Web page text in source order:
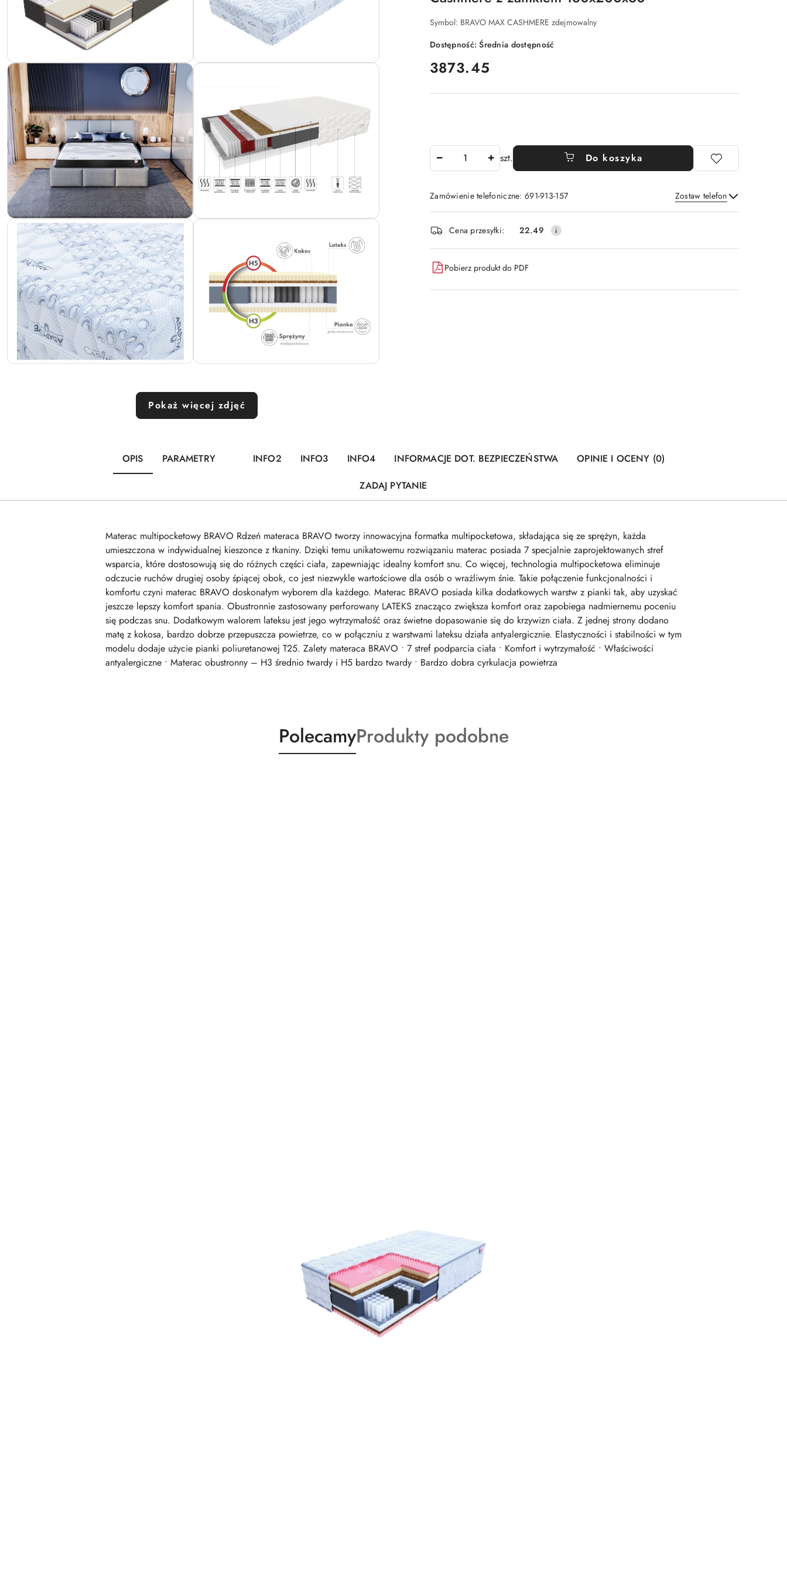
Pokaż więcej zdjęć
Symbol: BRAVO MAX CASHMERE zdejmowalny
Dostępność:Średnia dostępność
cena:
3873.45
szt. Do koszyka
Zamówienie telefoniczne: 691-913-157 Zostaw telefon
Wyślij
Dostępność
i
dostawa
Cena przesyłki: 22.49
Pobierz produkt do PDF
OPIS PARAMETRY INFO2 INFO3 INFO4 INFORMACJE DOT. BEZPIECZEŃSTWA
OPINIE I OCENY (0)
ZADAJ PYTANIE
Materac multipocketowy BRAVO Rdzeń materaca BRAVO tworzy innowacyjna formatka multipocketowa, składająca się ze sprężyn, każda
umieszczona w indywidualnej kieszonce z tkaniny. Dzięki temu unikatowemu rozwiązaniu materac posiada 7 specjalnie zaprojektowanych stref
wsparcia, które dostosowują się do różnych części ciała, zapewniając idealny komfort snu. Co więcej, technologia multipocketowa eliminuje
odczucie ruchów drugiej osoby śpiącej obok, co jest niezwykle wartościowe dla osób o wrażliwym śnie. Takie połączenie funkcjonalności i
komfortu czyni materac BRAVO doskonałym wyborem dla każdego. Materac BRAVO posiada kilka dodatkowych warstw z pianki tak, aby uzyskać
jeszcze lepszy komfort spania. Obustronnie zastosowany perforowany LATEKS znacząco zwiększa komfort oraz zapobiega nadmiernemu poceniu
się podczas snu. Dodatkowym walorem lateksu jest jego wytrzymałość oraz świetne dopasowanie się do krzywizn ciała. Z jednej strony dodano
matę z kokosa, bardzo dobrze przepuszcza powietrze, co w połączniu z warstwami lateksu działa antyalergicznie. Elastyczności i stabilności w tym
modelu dodaje użycie pianki poliuretanowej T25. Zalety materaca BRAVO • 7 stref podparcia ciała • Komfort i wytrzymałość • Właściwości
antyalergiczne • Materac obustronny – H3 średnio twardy i H5 bardzo twardy • Bardzo dobra cyrkulacja powietrza
Produkty
o
PolecamyProdukty
o
Produkty podobne